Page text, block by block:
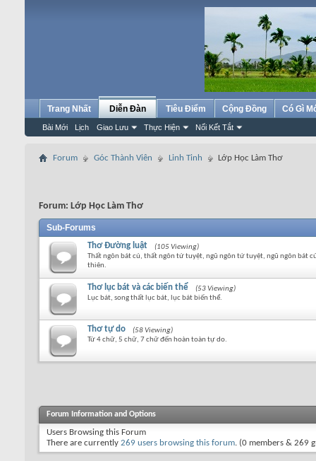
Trang Nhất Diễn Đàn
Bài Mới Lịch Giao Lưu Thực Hiện Nối Kết Tắt
Tiêu Điểm Cộng Đồng Có Gì
Forum Góc Thành Viên Linh Tinh Lớp Học Làm Thơ
Forum: Lớp Học Làm Thơ
Sub-Forums
Thơ Đường luật
(105 Viewing)
Thất ngôn bát cú, thất ngôn tứ tuyệt, ngũ ngôn tứ tuyệt, ngũ ngôn bát
thiên.
Thơ lục bát và các biến thể
(53 Viewing)
Lục bát, song thất lục bát, lục bát biến thể.
Thơ tự do
(58 Viewing)
Từ 4 chữ, 5 chữ, 7 chữ đến hoàn toàn tự do.
Forum Information and Options
Users Browsing this Forum
There are currently 269 users browsing this forum. (0 members & 269